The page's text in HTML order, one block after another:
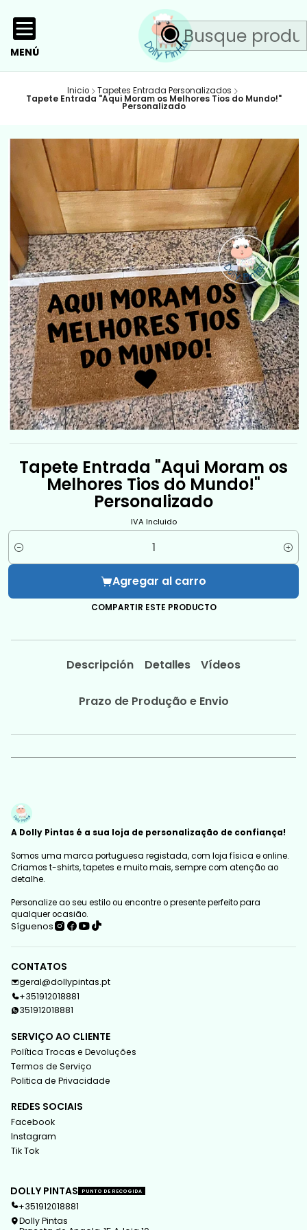
MENÚ
Inicio Tapetes Entrada Personalizados
Tapete Entrada "Aqui Moram os Melhores Tios do Mundo!"
Personalizado
Tapete Entrada "Aqui Moram os
Melhores Tios do Mundo!"
Personalizado
IVA Incluido
Cantidad
Agregar al carro
COMPARTIR ESTE PRODUCTO
Descripción Detalles Vídeos
Prazo de Produção e Envio
A Dolly Pintas é a sua loja de personalização de confiança!
Somos uma marca portuguesa registada, com loja física e online.
Criamos t-shirts, tapetes e muito mais, sempre com atenção ao
detalhe.
Personalize ao seu estilo ou encontre o presente perfeito para
qualquer ocasião.
Síguenos
CONTATOS
geral@dollypintas.pt
+351912018881
351912018881
SERVIÇO AO CLIENTE
Política Trocas e Devoluções
Termos de Serviço
Politica de Privacidade
REDES SOCIAIS
Facebook
Instagram
Tik Tok
DOLLY PINTAS PUNTO DE RECOGIDA
+351912018881
Dolly Pintas